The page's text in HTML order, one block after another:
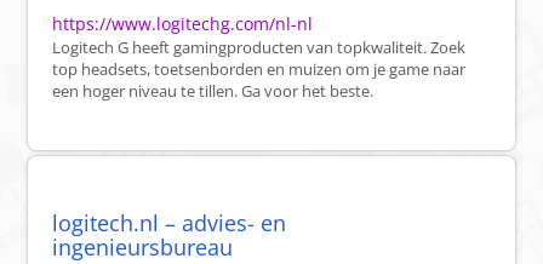
https://www.logitechg.com/nl-nl
Logitech G heeft gamingproducten van topkwaliteit. Zoek
top headsets, toetsenborden en muizen om je game naar
een hoger niveau te tillen. Ga voor het beste.
logitech.nl – advies- en
ingenieursbureau